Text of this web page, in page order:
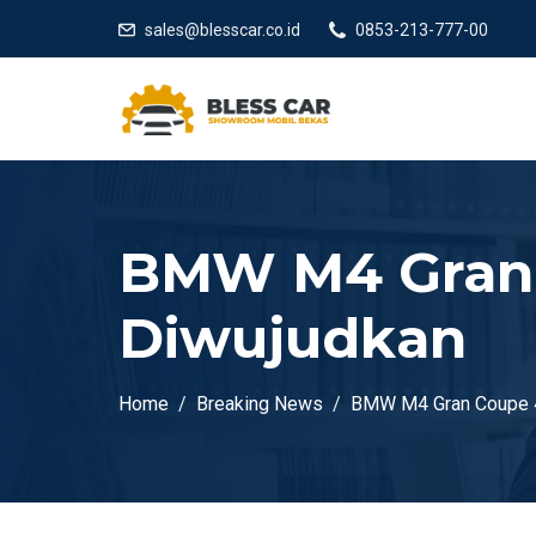
sales@blesscar.co.id 0853-213-777-00
BMW M4
Diwujudkan
Home Breaking News BMW M4 Gran